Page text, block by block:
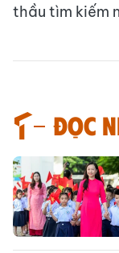
thầu tìm kiếm
Đọc